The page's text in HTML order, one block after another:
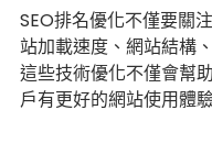
SEO排名優化不僅要關
站加載速度、網站結構
這些技術優化不僅會幫
戶有更好的網站使用體